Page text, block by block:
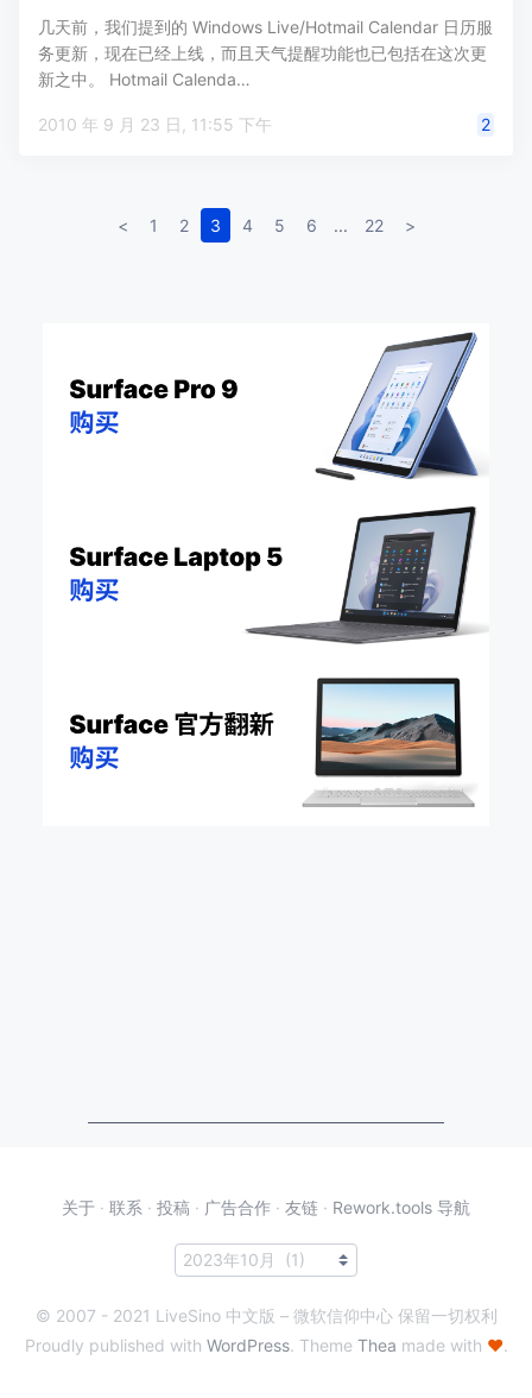
几天前，我们提到的 Windows Live/Hotmail Calendar 日历服
务更新，现在已经上线，而且天气提醒功能也已包括在这次更
新之中。 Hotmail Calenda…
2010 年 9 月 23 日, 11:55 下午 2
< 1 2 3 4 5 6 ... 22 >
关于 · 联系 · 投稿 · 广告合作 · 友链 · Rework.tools 导航
© 2007 - 2021 LiveSino 中文版 – 微软信仰中心 保留一切权利
Proudly published with WordPress. Theme Thea made with ♥.